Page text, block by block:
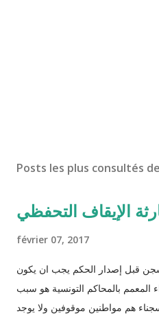
Posts les plus consultés
الإيقاف التحفظي
février 07, 2017
قبل إصدار الحكم يجب ان يكون
المعمم بالمحاكم التونسية هو سبب
السجناء هم مواطنين موقوفين ولا يوجد